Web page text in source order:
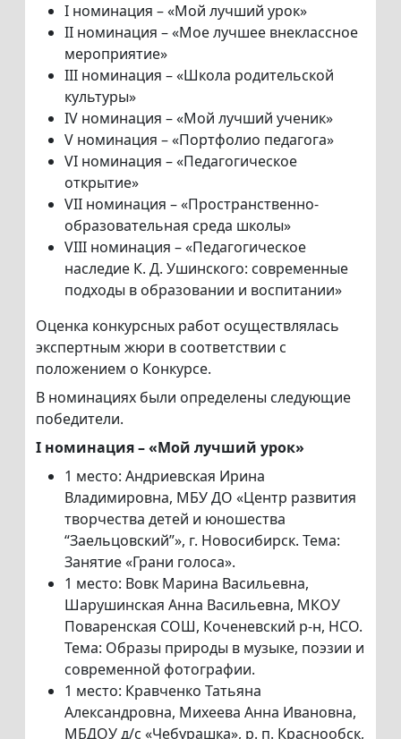
I номинация – «Мой лучший урок»
II номинация – «Мое лучшее внеклассное
мероприятие»
III номинация – «Школа родительской
культуры»
IV номинация – «Мой лучший ученик»
V номинация – «Портфолио педагога»
VI номинация – «Педагогическое
открытие»
VII номинация – «Пространственно-
образовательная среда школы»
VIII номинация – «Педагогическое
наследие К. Д. Ушинского: современные
подходы в образовании и воспитании»
Оценка конкурсных работ осуществлялась
экспертным жюри в соответствии с
положением о Конкурсе.
В номинациях были определены следующие
победители.
I номинация – «Мой лучший урок»
1 место: Андриевская Ирина
Владимировна, МБУ ДО «Центр развития
творчества детей и юношества
“Заельцовский”», г. Новосибирск. Тема:
Занятие «Грани голоса».
1 место: Вовк Марина Васильевна,
Шарушинская Анна Васильевна, МКОУ
Поваренская СОШ, Коченевский р-н, НСО.
Тема: Образы природы в музыке, поэзии и
современной фотографии.
1 место: Кравченко Татьяна
Александровна, Михеева Анна Ивановна,
МБДОУ д/с «Чебурашка», р. п. Краснообск,